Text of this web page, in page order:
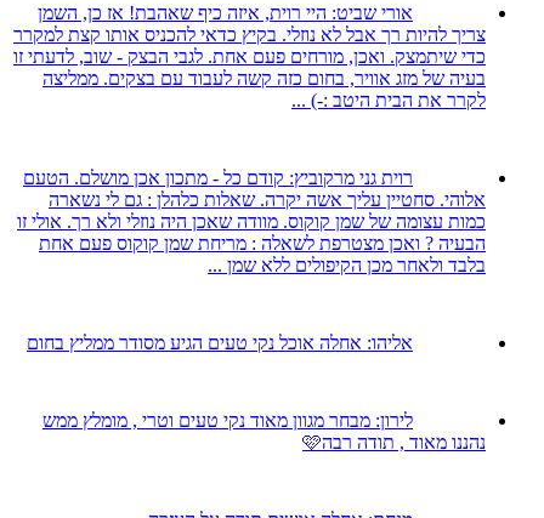
אורי שביט: היי רוית, איזה כיף שאהבת! אז כן, השמן
צריך להיות רך אבל לא נוזלי. בקיץ כדאי להכניס אותו קצת למקרר
כדי שיתמצק. ואכן, מורחים פעם אחת. לגבי הבצק - שוב, לדעתי זו
בעיה של מזג אוויר, בחום כזה קשה לעבוד עם בצקים. ממליצה
לקרר את הבית היטב :-) ...
רוית גני מרקוביץ: קודם כל - מתכון אכן מושלם. הטעם
אלוהי. סחטיין עליך אשה יקרה. שאלות כלהלן : גם לי נשארה
כמות עצומה של שמן קוקוס. מוודה שאכן היה נוזלי ולא רך. אולי זו
הבעיה ? ואכן מצטרפת לשאלה : מריחת שמן קוקוס פעם אחת
בלבד ולאחר מכן הקיפולים ללא שמן ...
אליהו: אחלה אוכל נקי טעים הגיע מסודר ממליץ בחום
לירון: מבחר מגוון מאוד נקי טעים וטרי , מומלץ ממש
נהננו מאוד , תודה רבה🩷